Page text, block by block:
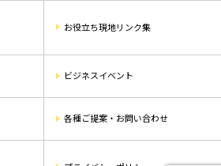
お役立ち現地リンク集
ビジネスイベント
各種ご提案・お問い合わせ